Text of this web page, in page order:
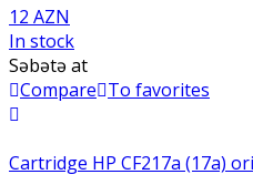
12 AZN
In stock
Səbətə at
Compare To favorites
Cartridge HP CF217a (17a)